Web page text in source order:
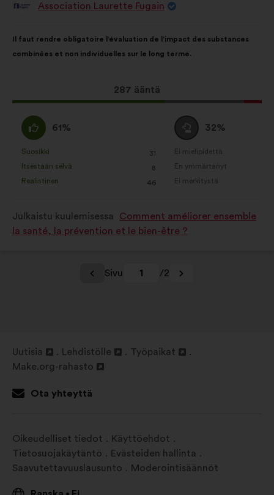
EhdotusAssociation Laurette Fugain
sisältö:
Il faut rendre obligatoire l’évaluation de l’impact des substances
combinées et non individuelles sur le long terme.
Tämä
ehdotus
287 ääntä
jakautuminen:
samaa
mieltä
:
61%
seuraavasti:
Suosikki
: 31
kertaa
Itsestään selvä
: 8
kertaa
Realistinen
: 46
kertaa
Äänestä
tyhjää
:
32%
seuraavasti:
Ei mielipidettä
:kertaa
En ymmärtänyt
:kertaa
Ei merkitystä
:kertaa
Julkaistu kuulemisessa
Comment améliorer ensemble
la santé, la prévention et le bien-être ?
Sivu 1 /2
Uutisia
välilehdessä
Lehdistölle
uudessa
välilehdessä
Työpaikat
Avaa
Make.org-rahasto
uudessa
Ota yhteyttä
Oikeudelliset tiedot
Käyttöehdot
Tietosuojakäytäntö
Evästeiden hallinta
Saavutettavuuslausunto
Moderointisäännöt
•